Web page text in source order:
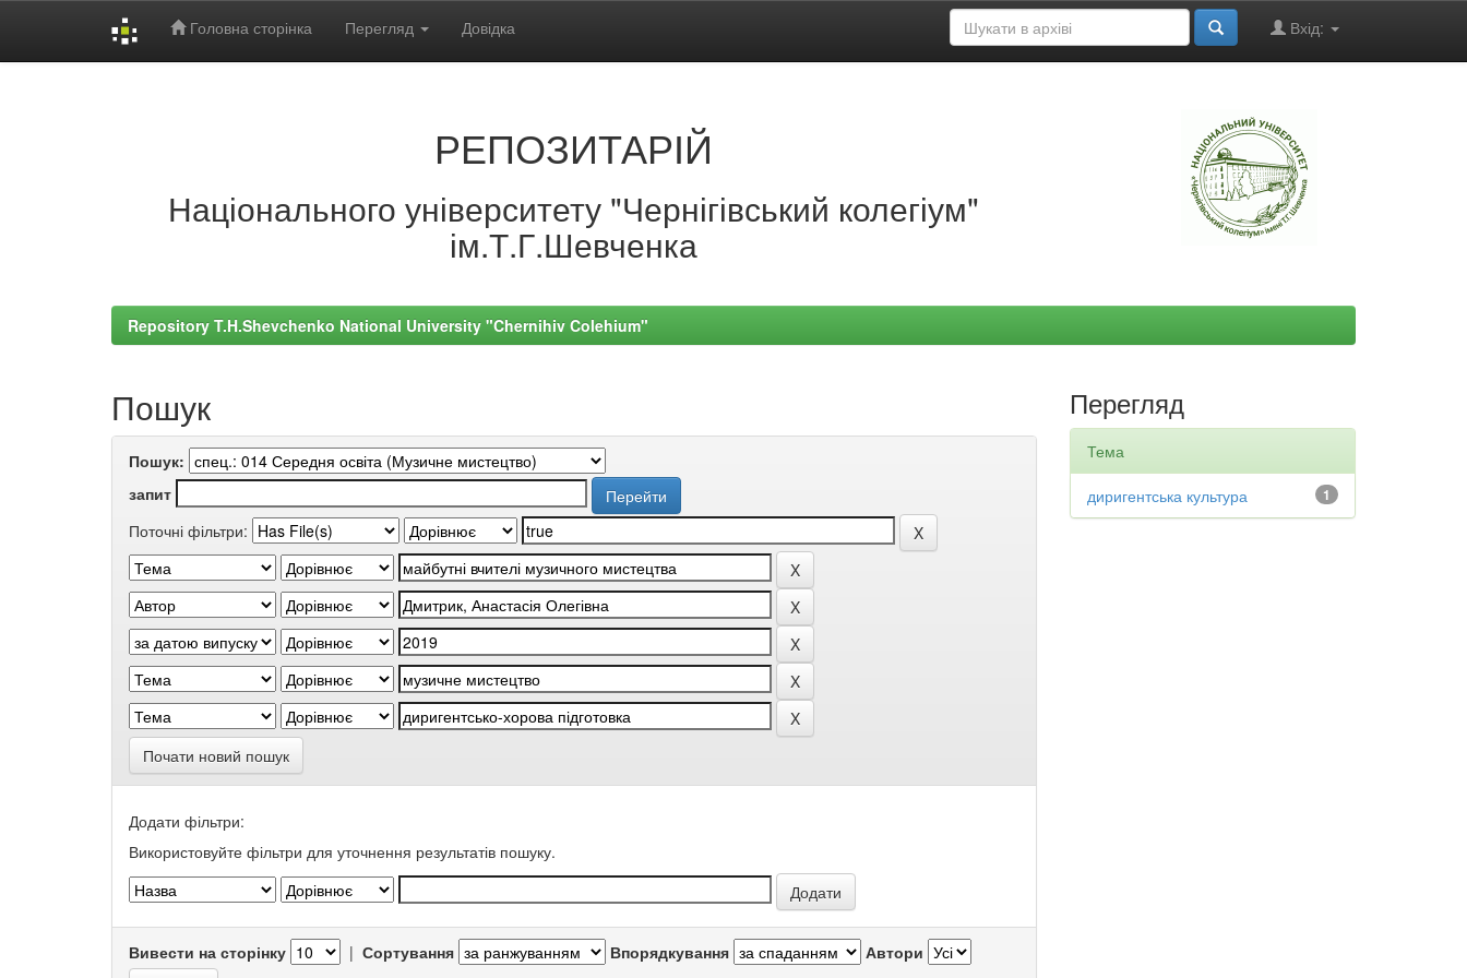
Головна сторінка Перегляд Довідка Вхід:
РЕПОЗИТАРІЙ
Національного університету "Чернігівський колегіум"
ім.Т.Г.Шевченка
Repository T.H.Shevchenko National University "Chernihiv Colehium"
Пошук
Пошук:
запит
Поточні фільтри:
Почати новий пошук
Додати фільтри:
Використовуйте фільтри для уточнення результатів пошуку.
Вивести на сторінку | Сортування Впорядкування Автори
Перегляд
Тема
1
диригентська культура